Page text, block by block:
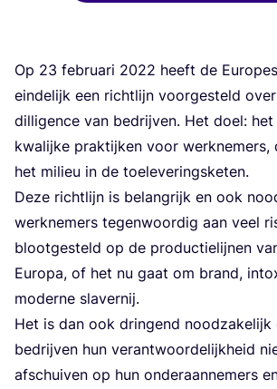
Op 23 febru­a­ri 2022 heeft de
ein­de­lijk een richt­lijn voor­ge­steld
dil­li­gen­ce van bedrij­ven. Het doel:
kwa­lij­ke prak­tij­ken voor werk­ne­mers,
het mili­eu in de toeleveringsketen.
Deze richt­lijn is belang­rijk en ook
werk­ne­mers tegen­woor­dig aan veel
bloot­ge­steld op de pro­duc­tie­lij­nen
Euro­pa, of het nu gaat om brand,
moder­ne slavernij.
Het is dan ook drin­gend nood­za­ke­lijk
bedrij­ven hun ver­ant­woor­de­lijk­heid
afschui­ven op hun onder­aan­ne­mers